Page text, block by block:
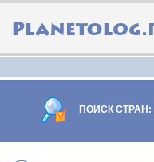
ПОИСК СТРАН: